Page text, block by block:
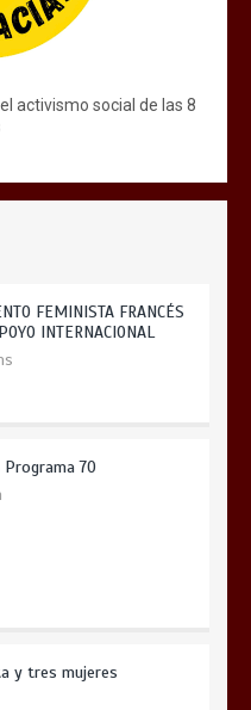
activismo social de las 8
FEMINISTA FRANCÉS
INTERNACIONAL
70
y tres mujeres